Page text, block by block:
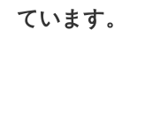
ています。